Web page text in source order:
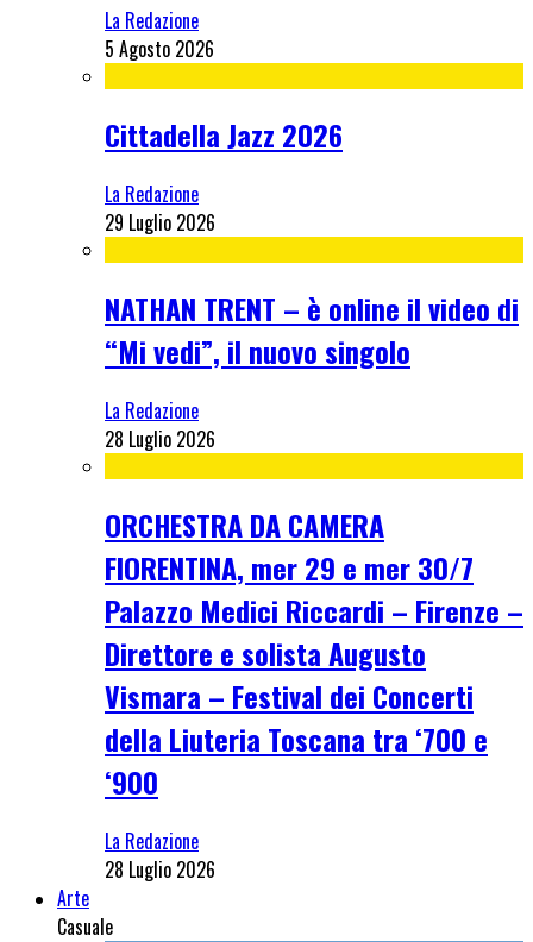
La Redazione
5 Agosto 2026
Cittadella Jazz 2026
La Redazione
29 Luglio 2026
NATHAN TRENT – è online il video di
“Mi vedi”, il nuovo singolo
La Redazione
28 Luglio 2026
ORCHESTRA DA CAMERA
FIORENTINA, mer 29 e mer 30/7
Palazzo Medici Riccardi – Firenze –
Direttore e solista Augusto
Vismara – Festival dei Concerti
della Liuteria Toscana tra ‘700 e
‘900
La Redazione
28 Luglio 2026
Arte
Casuale